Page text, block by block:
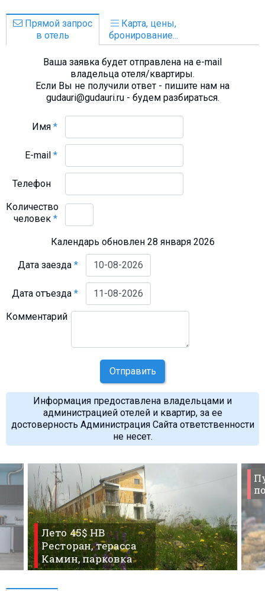
Прямой запрос
в отель
Карта, цены,
бронирование...
Ваша заявка будет отправлена на e-mail
владельца отеля/квартиры.
Если Вы не получили ответ - пишите нам на
gudauri@gudauri.ru - будем разбираться.
Имя*
E-mail*
Телефон
Количество
человек*
Календарь обновлен 28 января 2026
Дата заезда*
Дата отъезда*
Комментарий
Отправить
Информация предоставлена владельцами и
администрацией отелей и квартир, за ее
достоверность Администрация Сайта ответственности
не несет.
Лето 45$ HB
Ресторан, терасса
Камин, парковка